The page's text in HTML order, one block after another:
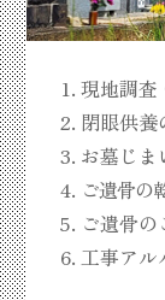
現地調査
閉眼供養
お墓じま
ご遺骨の
ご遺骨の
工事アル